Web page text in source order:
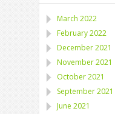
March 2022
February 2022
December 2021
November 2021
October 2021
September 2021
June 2021